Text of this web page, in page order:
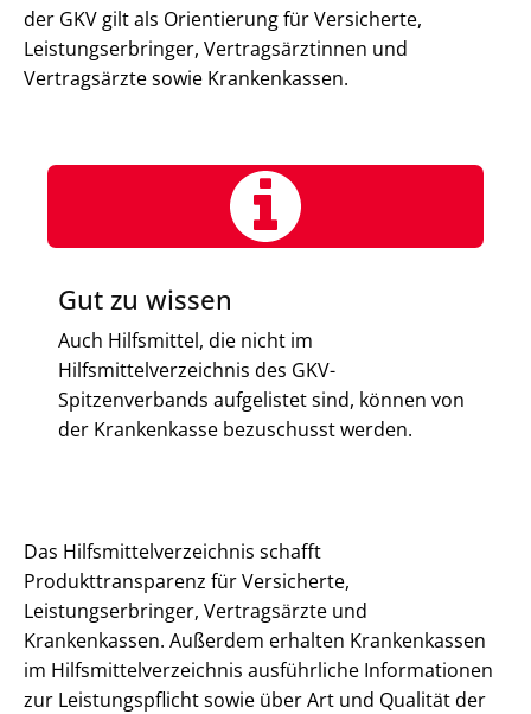
der GKV gilt als Orientierung für Versicherte,
Leistungserbringer, Vertragsärztinnen und
Vertragsärzte sowie Krankenkassen.
Gut zu wissen
Auch Hilfsmittel, die nicht im
Hilfsmittelverzeichnis des GKV-
Spitzenverbands aufgelistet sind, können von
der Krankenkasse bezuschusst werden.
Das Hilfsmittelverzeichnis schafft
Produkttransparenz für Versicherte,
Leistungserbringer, Vertragsärzte und
Krankenkassen. Außerdem erhalten Krankenkassen
im Hilfsmittelverzeichnis ausführliche Informationen
zur Leistungspflicht sowie über Art und Qualität der